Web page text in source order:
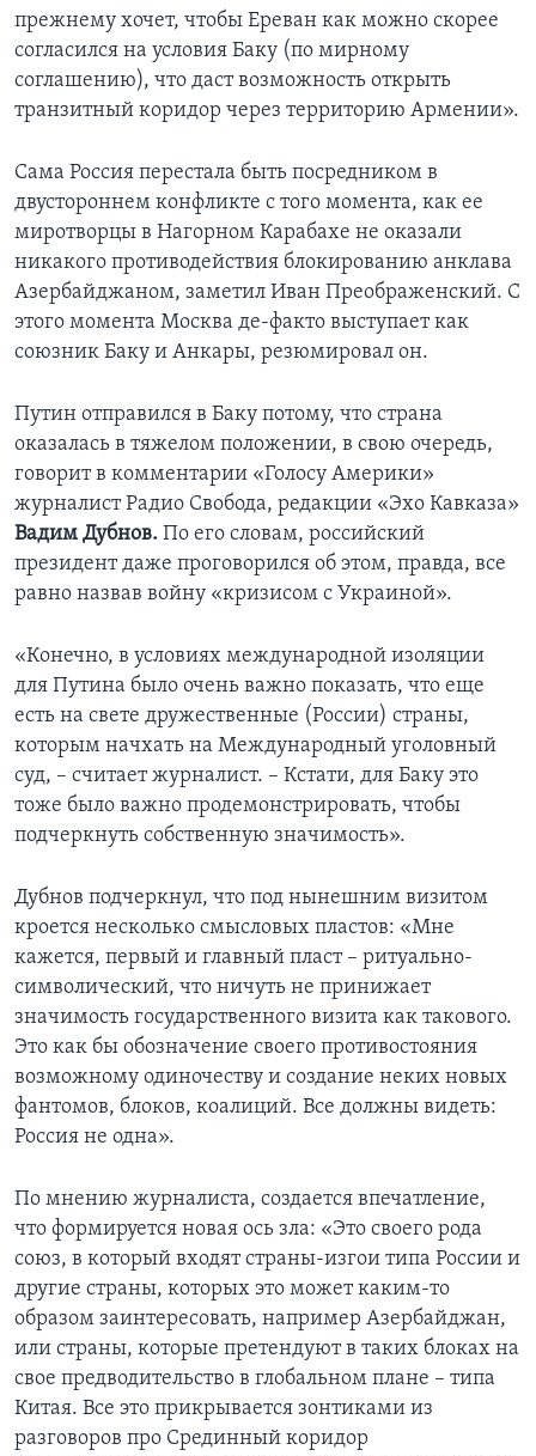
прежнему хочет, чтобы Ереван как можно скорее
согласился на условия Баку (по мирному
соглашению), что даст возможность открыть
транзитный коридор через территорию Армении».
Сама Россия перестала быть посредником в
двустороннем конфликте с того момента, как ее
миротворцы в Нагорном Карабахе не оказали
никакого противодействия блокированию анклава
Азербайджаном, заметил Иван Преображенский. С
этого момента Москва де-факто выступает как
союзник Баку и Анкары, резюмировал он.
Путин отправился в Баку потому, что страна
оказалась в тяжелом положении, в свою очередь,
говорит в комментарии «Голосу Америки»
журналист Радио Свобода, редакции «Эхо Кавказа»
Вадим Дубнов. По его словам, российский
президент даже проговорился об этом, правда, все
равно назвав войну «кризисом с Украиной».
«Конечно, в условиях международной изоляции
для Путина было очень важно показать, что еще
есть на свете дружественные (России) страны,
которым начхать на Международный уголовный
суд, – считает журналист. – Кстати, для Баку это
тоже было важно продемонстрировать, чтобы
подчеркнуть собственную значимость».
Дубнов подчеркнул, что под нынешним визитом
кроется несколько смысловых пластов: «Мне
кажется, первый и главный пласт – ритуально-
символический, что ничуть не принижает
значимость государственного визита как такового.
Это как бы обозначение своего противостояния
возможному одиночеству и создание неких новых
фантомов, блоков, коалиций. Все должны видеть:
Россия не одна».
По мнению журналиста, создается впечатление,
что формируется новая ось зла: «Это своего рода
союз, в который входят страны-изгои типа России и
другие страны, которых это может каким-то
образом заинтересовать, например Азербайджан,
или страны, которые претендуют в таких блоках на
свое предводительство в глобальном плане – типа
Китая. Все это прикрывается зонтиками из
разговоров про Срединный коридор